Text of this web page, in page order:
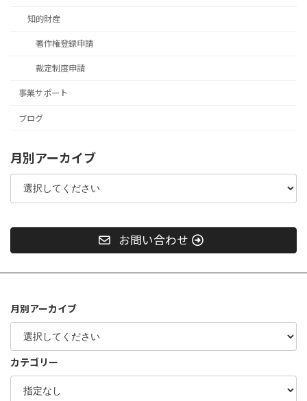
知的財産
著作権登録申請
裁定制度申請
事業サポート
ブログ
月別アーカイブ
お問い合わせ
月別アーカイブ
カテゴリー